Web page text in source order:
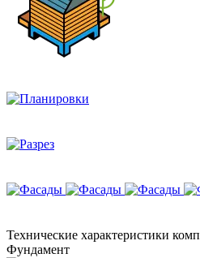
Технические характеристики
Фундамент